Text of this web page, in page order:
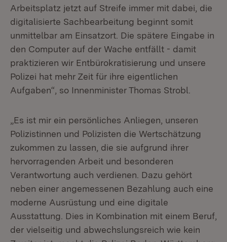
Arbeitsplatz jetzt auf Streife immer mit dabei, die
digitalisierte Sachbearbeitung beginnt somit
unmittelbar am Einsatzort. Die spätere Eingabe in
den Computer auf der Wache entfällt - damit
praktizieren wir Entbürokratisierung und unsere
Polizei hat mehr Zeit für ihre eigentlichen
Aufgaben“, so Innenminister Thomas Strobl.
„Es ist mir ein persönliches Anliegen, unseren
Polizistinnen und Polizisten die Wertschätzung
zukommen zu lassen, die sie aufgrund ihrer
hervorragenden Arbeit und besonderen
Verantwortung auch verdienen. Dazu gehört
neben einer angemessenen Bezahlung auch eine
moderne Ausrüstung und eine digitale
Ausstattung. Dies in Kombination mit einem Beruf,
der vielseitig und abwechslungsreich wie kein